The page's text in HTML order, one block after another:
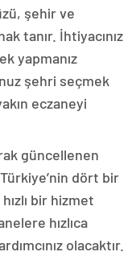
şehir ve
tanır. İhtiyacınız
yapmanız
şehri seçmek
eczaneyi
güncellenen
dört bir
bir hizmet
hızlıca
olacaktır.